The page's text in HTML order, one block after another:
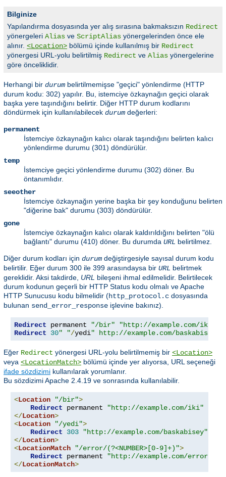
Bilginize
Yapılandırma dosyasında yer alış sırasına bakmaksızın Redirect
yönergeleri Alias ve ScriptAlias yönergelerinden önce ele
alınır. <Location> bölümü içinde kullanılmış bir Redirect
yönergesi URL-yolu belirtilmiş Redirect ve Alias yönergelerine
göre önceliklidir.
Herhangi bir durum belirtilmemişse "geçici" yönlendirme (HTTP
durum kodu: 302) yapılır. Bu, istemciye özkaynağın geçici olarak
başka yere taşındığını belirtir. Diğer HTTP durum kodlarını
döndürmek için kullanılabilecek durum değerleri:
permanent
İstemciye özkaynağın kalıcı olarak taşındığını belirten kalıcı
yönlendirme durumu (301) döndürülür.
temp
İstemciye geçici yönlendirme durumu (302) döner. Bu
öntanımlıdır.
seeother
İstemciye özkaynağın yerine başka bir şey konduğunu belirten
"diğerine bak" durumu (303) döndürülür.
gone
İstemciye özkaynağın kalıcı olarak kaldırıldığını belirten "ölü
bağlantı" durumu (410) döner. Bu durumda URL belirtilmez.
Diğer durum kodları için durum değiştirgesiyle sayısal durum kodu
belirtilir. Eğer durum 300 ile 399 arasındaysa bir URL belirtmek
gereklidir. Aksi takdirde, URL bileşeni ihmal edilmelidir. Belirtilecek
durum kodunun geçerli bir HTTP Status kodu olmalı ve Apache
HTTP Sunucusu kodu bilmelidir (http_protocol.c dosyasında
bulunan send_error_response işlevine bakınız).
Redirect permanent "/bir"
"http://example.com/iki"
Redirect
30" "/yedi" http://example.com/baskabisey"
Eğer Redirect yönergesi URL-yolu belirtilmemiş bir <Location>
veya <LocationMatch> bölümü içinde yer alıyorsa, URL seçeneği
ifade sözdizimi kullanılarak yorumlanır.
Bu sözdizimi Apache 2.4.19 ve sonrasında kullanılabilir.
<Location "/bir">
Redirect permanent
"http://example.com/iki"
</Location>
<Location "/yedi">
Redirect
303
"http://example.com/baskabisey"
</Location>
<LocationMatch "/error/(?<NUMBER>[0-9]+)">
Redirect permanent
"http://example.com/errors/
</LocationMatch>